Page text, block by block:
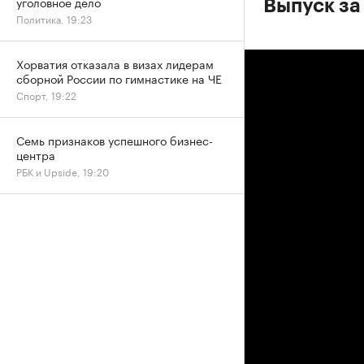
Выпуск
Политика, 19:23
Хорватия отказала в визах лидерам
сборной России по гимнастике на ЧЕ
Спорт, 19:22
Семь признаков успешного бизнес-
центра
РБК и Upside, 19:20